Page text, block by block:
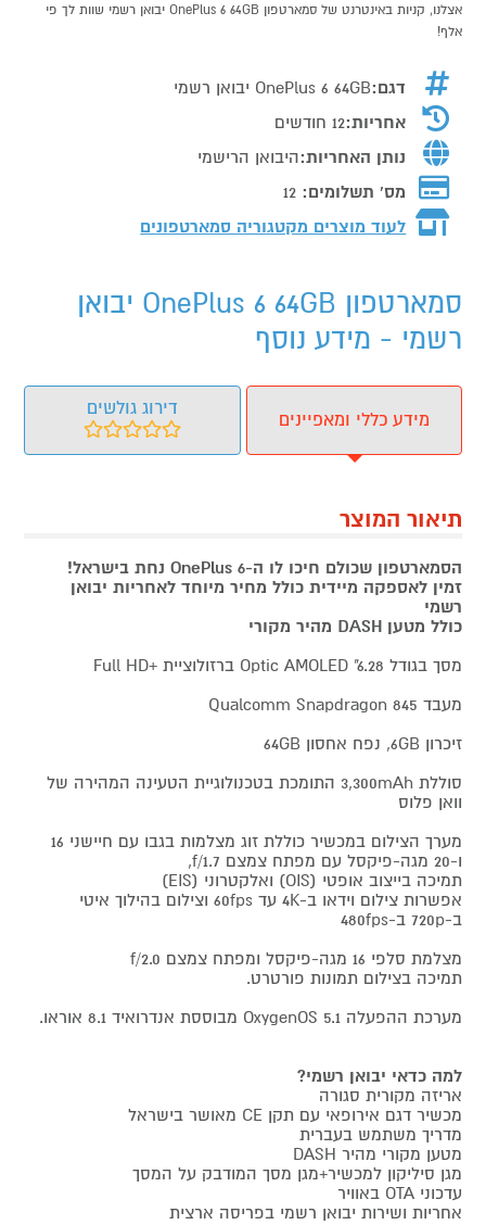
אצלנו, קניות באינטרנט של סמארטפון OnePlus 6 64GB יבואן רשמי שוות לך פי
אלף!
דגם:OnePlus 6 64GB יבואן רשמי
אחריות:12 חודשים
נותן האחריות:היבואן הרישמי
מס' תשלומים: 12
לעוד מוצרים מקטגוריה סמארטפונים
סמארטפון OnePlus 6 64GB יבואן
רשמי - מידע נוסף
מידע כללי ומאפיינים
דירוג גולשים
תיאור המוצר
הסמארטפון שכולם חיכו לו ה-OnePlus 6 נחת בישראל!
זמין לאספקה מיידית כולל מחיר מיוחד לאחריות יבואן
רשמי
כולל מטען DASH מהיר מקורי
מסך בגודל Optic AMOLED "6.28 ברזולוציית +Full HD
מעבד Qualcomm Snapdragon 845
זיכרון 6GB, נפח אחסון 64GB
סוללת 3,300mAh התומכת בטכנולוגיית הטעינה המהירה של
וואן פלוס
מערך הצילום במכשיר כוללת זוג מצלמות בגבו עם חיישני 16
ו-20 מגה-פיקסל עם מפתח צמצם f/1.7,
תמיכה בייצוב אופטי (OIS) ואלקטרוני (EIS)
אפשרות צילום וידאו ב-4K עד 60fps וצילום בהילוך איטי
ב-720p ב-480fps
מצלמת סלפי 16 מגה-פיקסל ומפתח צמצם f/2.0
תמיכה בצילום תמונות פורטרט.
מערכת ההפעלה OxygenOS 5.1 מבוססת אנדרואיד 8.1 אוראו.
למה כדאי יבואן רשמי?
אריזה מקורית סגורה
מכשיר דגם אירופאי עם תקן CE מאושר בישראל
מדריך משתמש בעברית
מטען מקורי מהיר DASH
מגן סיליקון למכשיר+מגן מסך המודבק על המסך
עדכוני OTA באוויר
אחריות ושירות יבואן רשמי בפריסה ארצית